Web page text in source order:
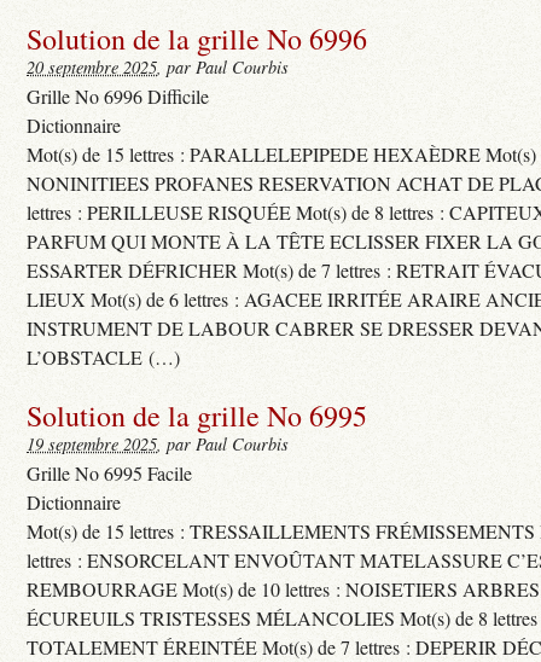
Solution de la grille No 6996
20 septembre 2025, par Paul Courbis
Grille No 6996 Difficile
Dictionnaire
Mot(s) de 15 lettres : PARALLELEPIPEDE HEXAÈDRE Mot(s)
NONINITIEES PROFANES RESERVATION ACHAT DE
lettres : PERILLEUSE RISQUÉE Mot(s) de 8 lettres :
PARFUM QUI MONTE À LA TÊTE ECLISSER FIXER LA
ESSARTER DÉFRICHER Mot(s) de 7 lettres : RETRAIT
LIEUX Mot(s) de 6 lettres : AGACEE IRRITÉE ARAIRE
INSTRUMENT DE LABOUR CABRER SE DRESSER
L’OBSTACLE (…)
Solution de la grille No 6995
19 septembre 2025, par Paul Courbis
Grille No 6995 Facile
Dictionnaire
Mot(s) de 15 lettres : TRESSAILLEMENTS FRÉMISSEMENTS
lettres : ENSORCELANT ENVOÛTANT MATELASSURE
REMBOURRAGE Mot(s) de 10 lettres : NOISETIERS
ÉCUREUILS TRISTESSES MÉLANCOLIES Mot(s) de 8
TOTALEMENT ÉREINTÉE Mot(s) de 7 lettres : DEPERIR